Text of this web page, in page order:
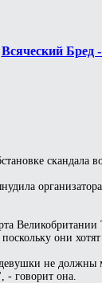
Всяческий Бред
скандала
они
не
- говорит она.